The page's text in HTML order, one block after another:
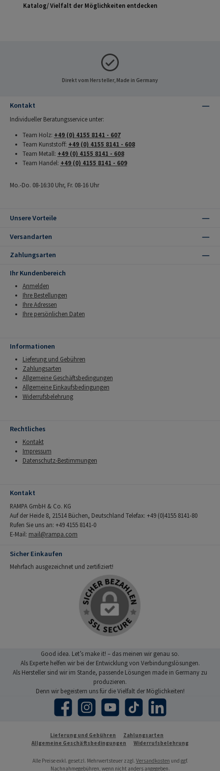
Katalog/ Vielfalt der Möglichkeiten entdecken
Direkt vom Hersteller, Made in Germany
Kontakt
Individueller Beratungsservice unter:
Team Holz: +49 (0) 4155 8141 - 607
Team Kunststoff: +49 (0) 4155 8141 - 608
Team Metall: +49 (0) 4155 8141 - 608
Team Handel: +49 (0) 4155 8141 - 609
Mo.-Do. 08-16:30 Uhr, Fr. 08-16 Uhr
Unsere Vorteile
Versandarten
Zahlungsarten
Ihr Kundenbereich
Anmelden
Ihre Bestellungen
Ihre Adressen
Ihre persönlichen Daten
Informationen
Lieferung und Gebühren
Zahlungsarten
Allgemeine Geschäftsbedingungen
Allgemeine Einkaufsbedingungen
Widerrufsbelehrung
Rechtliches
Kontakt
Impressum
Datenschutz-Bestimmungen
Kontakt
RAMPA GmbH & Co. KG
Auf der Heide 8, 21514 Büchen, Deutschland Telefax: +49 (0)4155 8141-80
Rufen Sie uns an: +49 4155 8141-0
E-Mail: mail@rampa.com
Sicher Einkaufen
Mehrfach ausgezeichnet und zertifiziert!
Good idea. Let’s make it! – das meinen wir genau so.
Als Experte helfen wir bei der Entwicklung von Verbindungslösungen.
Als Hersteller sind wir im Stande, passende Lösungen made in Germany zu
produzieren.
Denn wir begeistern uns für die Vielfalt der Möglichkeiten!
Facebook Instagram YouTube TikTok LinkedIn
Lieferung und Gebühren
Zahlungsarten
Allgemeine Geschäftsbedingungen
Widerrufsbelehrung
Alle Preise exkl. gesetzl. Mehrwertsteuer zzgl. Versandkosten und ggf.
Nachnahmegebühren, wenn nicht anders angegeben.